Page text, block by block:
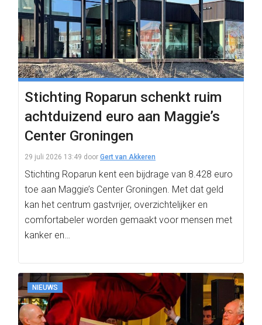
Stichting Roparun schenkt ruim
achtduizend euro aan Maggie’s
Center Groningen
29 juli 2026 13:49 door Gert van Akkeren
Stichting Roparun kent een bijdrage van 8.428 euro
toe aan Maggie’s Center Groningen. Met dat geld
kan het centrum gastvrijer, overzichtelijker en
comfortabeler worden gemaakt voor mensen met
kanker en…
NIEUWS